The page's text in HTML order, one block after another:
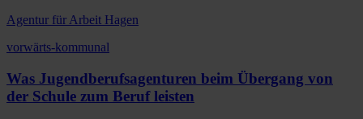
Agentur für Arbeit Hagen
vorwärts-kommunal
Was Jugendberufsagenturen beim Übergang von
der Schule zum Beruf leisten